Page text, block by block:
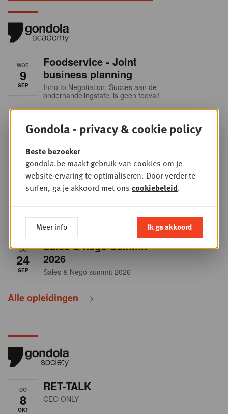
WOE
9
SEP
Foodservice - Joint
business planning
Intro to Negotiation: Succes aan de
onderhandelingstafel is geen toeval!
15
SEP
Into Retail - Sold out
Belgische retaillandschap volledig te
doorgronden. In deze essentiële
update ontdek je de strategieën van
de belangrijkste foodretailers, krijg je
helder zicht op het shopperprofiel en
verzamel je onmisbare inzichten in
DO
24
SEP
Sales & nego Summit
2026
Sales & Nego summit 2026
Alle opleidingen
DO
8
OKT
RET-TALK
CEO ONLY
Gondola - privacy & cookie policy
Beste bezoeker
gondola.be maakt gebruik van cookies om je
website-ervaring te optimaliseren. Door verder te
surfen, ga je akkoord met ons cookiebeleid.
Meer info Ik ga akkoord